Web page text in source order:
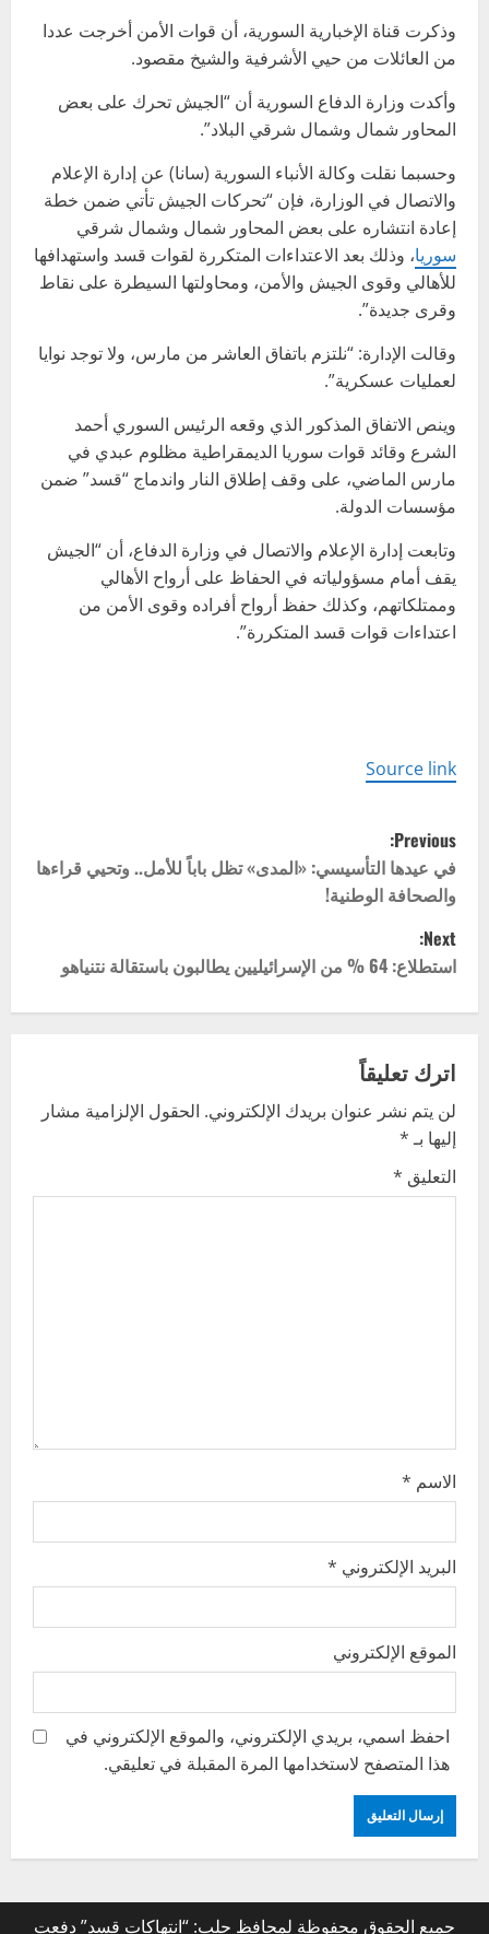
وذكرت قناة الإخبارية السورية، أن قوات الأمن أخرجت عددا
من العائلات من حيي الأشرفية والشيخ مقصود.
وأكدت وزارة الدفاع السورية أن “الجيش تحرك على بعض
المحاور شمال وشمال شرقي البلاد”.
وحسبما نقلت وكالة الأنباء السورية (سانا) عن إدارة الإعلام
والاتصال في الوزارة، فإن “تحركات الجيش تأتي ضمن خطة
إعادة انتشاره على بعض المحاور شمال وشمال شرقي
سوريا، وذلك بعد الاعتداءات المتكررة لقوات قسد واستهدافها
للأهالي وقوى الجيش والأمن، ومحاولتها السيطرة على نقاط
وقرى جديدة”.
وقالت الإدارة: “نلتزم باتفاق العاشر من مارس، ولا توجد نوايا
لعمليات عسكرية”.
وينص الاتفاق المذكور الذي وقعه الرئيس السوري أحمد
الشرع وقائد قوات سوريا الديمقراطية مظلوم عبدي في
مارس الماضي، على وقف إطلاق النار واندماج “قسد” ضمن
مؤسسات الدولة.
وتابعت إدارة الإعلام والاتصال في وزارة الدفاع، أن “الجيش
يقف أمام مسؤولياته في الحفاظ على أرواح الأهالي
وممتلكاتهم، وكذلك حفظ أرواح أفراده وقوى الأمن من
اعتداءات قوات قسد المتكررة”.
Source link
P
o
s
t
n
a
v
i
g
Previous:
في عيدها التأسيسي: «المدى» تظل باباً للأمل.. وتحيي قراءها
والصحافة الوطنية!
Next:
استطلاع: 64 % من الإسرائيليين يطالبون باستقالة نتنياهو
اترك تعليقاً
لن يتم نشر عنوان بريدك الإلكتروني. الحقول الإلزامية مشار
إليها بـ*
التعليق *
الاسم *
البريد الإلكتروني *
الموقع الإلكتروني
احفظ اسمي، بريدي الإلكتروني، والموقع الإلكتروني في
هذا المتصفح لاستخدامها المرة المقبلة في تعليقي.
جميع الحقوق محفوظة لمحافظ حلب: “انتهاكات قسد” دفعت